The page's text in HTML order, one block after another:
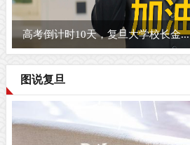
高考倒计时10天，复旦大学校长金...
图说复旦